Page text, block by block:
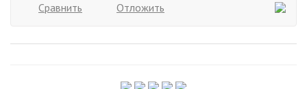
Сравнить Отложить